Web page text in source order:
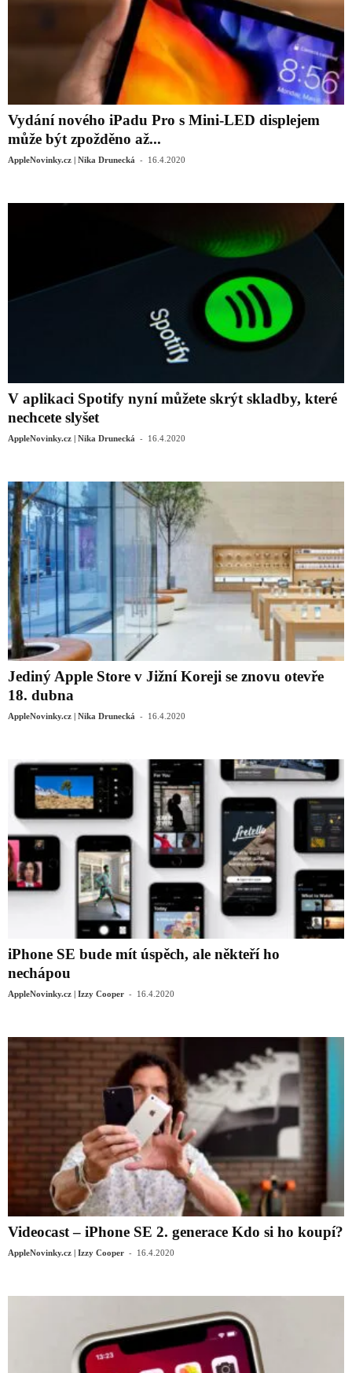
Vydání nového iPadu Pro s Mini-LED displejem
může být zpožděno až...
AppleNovinky.cz | Nika Drunecká - 16.4.2020
V aplikaci Spotify nyní můžete skrýt skladby, které
nechcete slyšet
AppleNovinky.cz | Nika Drunecká - 16.4.2020
Jediný Apple Store v Jižní Koreji se znovu otevře
18. dubna
AppleNovinky.cz | Nika Drunecká - 16.4.2020
iPhone SE bude mít úspěch, ale někteří ho
nechápou
AppleNovinky.cz | Izzy Cooper - 16.4.2020
Videocast – iPhone SE 2. generace Kdo si ho koupí?
AppleNovinky.cz | Izzy Cooper - 16.4.2020